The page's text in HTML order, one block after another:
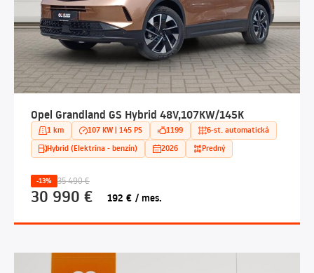
Opel Grandland GS Hybrid 48V,107KW/145K
1 km 107 KW | 145 PS 1199
6-st. automatická
Hybrid (Elektrina - benzín)
2026 Predný
-13% 35 490 €
30 990 € 192 € / mes.